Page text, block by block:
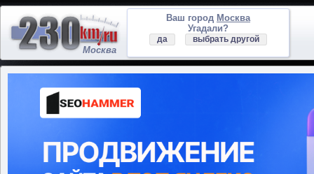
Москва
Ваш город Москва
Угадали?
да выбрать другой